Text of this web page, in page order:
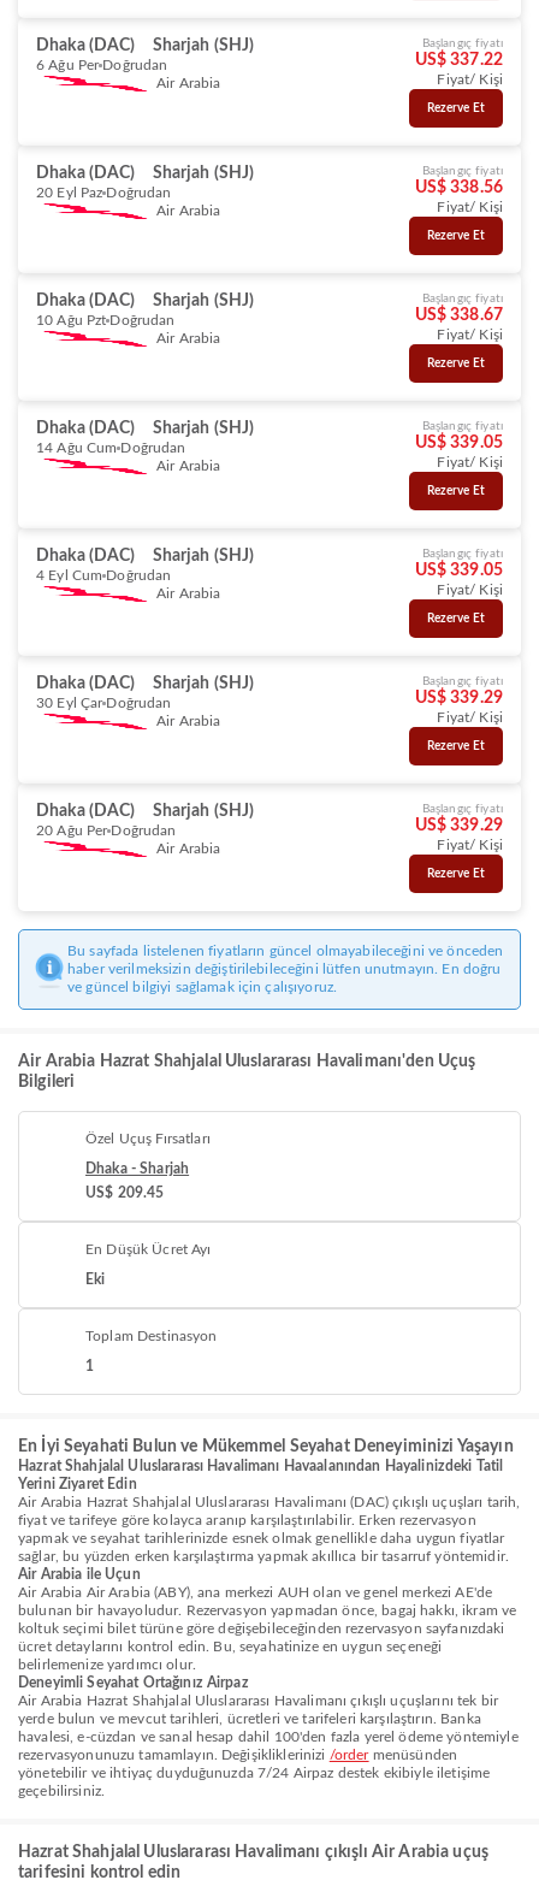
Dhaka (DAC) Sharjah (SHJ)
6 Ağu Per Doğrudan
Air Arabia
Başlangıç fiyatı
US$ 337.22
Fiyat/ Kişi
Rezerve Et
Dhaka (DAC) Sharjah (SHJ)
20 Eyl Paz Doğrudan
Air Arabia
Başlangıç fiyatı
US$ 338.56
Fiyat/ Kişi
Rezerve Et
Dhaka (DAC) Sharjah (SHJ)
10 Ağu Pzt Doğrudan
Air Arabia
Başlangıç fiyatı
US$ 338.67
Fiyat/ Kişi
Rezerve Et
Dhaka (DAC) Sharjah (SHJ)
14 Ağu Cum Doğrudan
Air Arabia
Başlangıç fiyatı
US$ 339.05
Fiyat/ Kişi
Rezerve Et
Dhaka (DAC) Sharjah (SHJ)
4 Eyl Cum Doğrudan
Air Arabia
Başlangıç fiyatı
US$ 339.05
Fiyat/ Kişi
Rezerve Et
Dhaka (DAC) Sharjah (SHJ)
30 Eyl Çar Doğrudan
Air Arabia
Başlangıç fiyatı
US$ 339.29
Fiyat/ Kişi
Rezerve Et
Dhaka (DAC) Sharjah (SHJ)
20 Ağu Per Doğrudan
Air Arabia
Başlangıç fiyatı
US$ 339.29
Fiyat/ Kişi
Rezerve Et
Bu sayfada listelenen fiyatların güncel olmayabileceğini ve önceden
haber verilmeksizin değiştirilebileceğini lütfen unutmayın. En doğru
ve güncel bilgiyi sağlamak için çalışıyoruz.
Air Arabia Hazrat Shahjalal Uluslararası Havalimanı'den Uçuş
Bilgileri
Özel Uçuş Fırsatları
Dhaka - Sharjah
US$ 209.45
En Düşük Ücret Ayı
Eki
Toplam Destinasyon
1
En İyi Seyahati Bulun ve Mükemmel Seyahat Deneyiminizi Yaşayın
Hazrat Shahjalal Uluslararası Havalimanı Havaalanından Hayalinizdeki Tatil
Yerini Ziyaret Edin
Air Arabia Hazrat Shahjalal Uluslararası Havalimanı (DAC) çıkışlı uçuşları tarih,
fiyat ve tarifeye göre kolayca aranıp karşılaştırılabilir. Erken rezervasyon
yapmak ve seyahat tarihlerinizde esnek olmak genellikle daha uygun fiyatlar
sağlar, bu yüzden erken karşılaştırma yapmak akıllıca bir tasarruf yöntemidir.
Air Arabia ile Uçun
Air Arabia Air Arabia (ABY), ana merkezi AUH olan ve genel merkezi AE'de
bulunan bir havayoludur. Rezervasyon yapmadan önce, bagaj hakkı, ikram ve
koltuk seçimi bilet türüne göre değişebileceğinden rezervasyon sayfanızdaki
ücret detaylarını kontrol edin. Bu, seyahatinize en uygun seçeneği
belirlemenize yardımcı olur.
Deneyimli Seyahat Ortağınız Airpaz
Air Arabia Hazrat Shahjalal Uluslararası Havalimanı çıkışlı uçuşlarını tek bir
yerde bulun ve mevcut tarihleri, ücretleri ve tarifeleri karşılaştırın. Banka
havalesi, e-cüzdan ve sanal hesap dahil 100'den fazla yerel ödeme yöntemiyle
rezervasyonunuzu tamamlayın. Değişikliklerinizi /ordermenüsünden
yönetebilir ve ihtiyaç duyduğunuzda 7/24 Airpaz destek ekibiyle iletişime
geçebilirsiniz.
Hazrat Shahjalal Uluslararası Havalimanı çıkışlı Air Arabia uçuş
tarifesini kontrol edin